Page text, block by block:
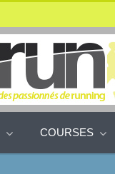
COURSES